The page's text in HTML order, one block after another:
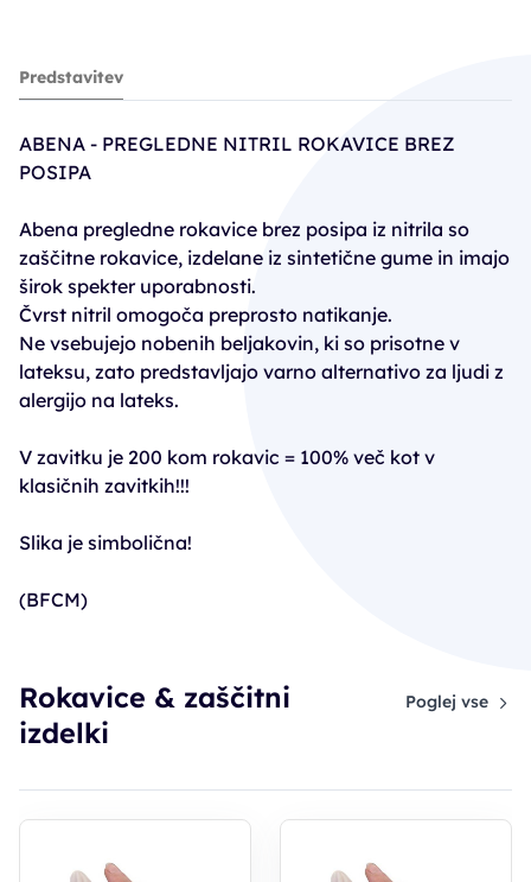
rokavice ABE nitril, modre - XL (9-1) VP
10,42€
13,90€
Predstavitev
ABENA - PREGLEDNE NITRIL ROKAVICE BREZ
POSIPA
Abena pregledne rokavice brez posipa iz nitrila so
zaščitne rokavice, izdelane iz sintetične gume in imajo
širok spekter uporabnosti.
Čvrst nitril omogoča preprosto natikanje.
Ne vsebujejo nobenih beljakovin, ki so prisotne v
lateksu, zato predstavljajo varno alternativo za ljudi z
alergijo na lateks.
V zavitku je 200 kom rokavic = 100% več kot v
klasičnih zavitkih!!!
Slika je simbolična!
(BFCM)
Rokavice & zaščitni
izdelki
Poglej vse